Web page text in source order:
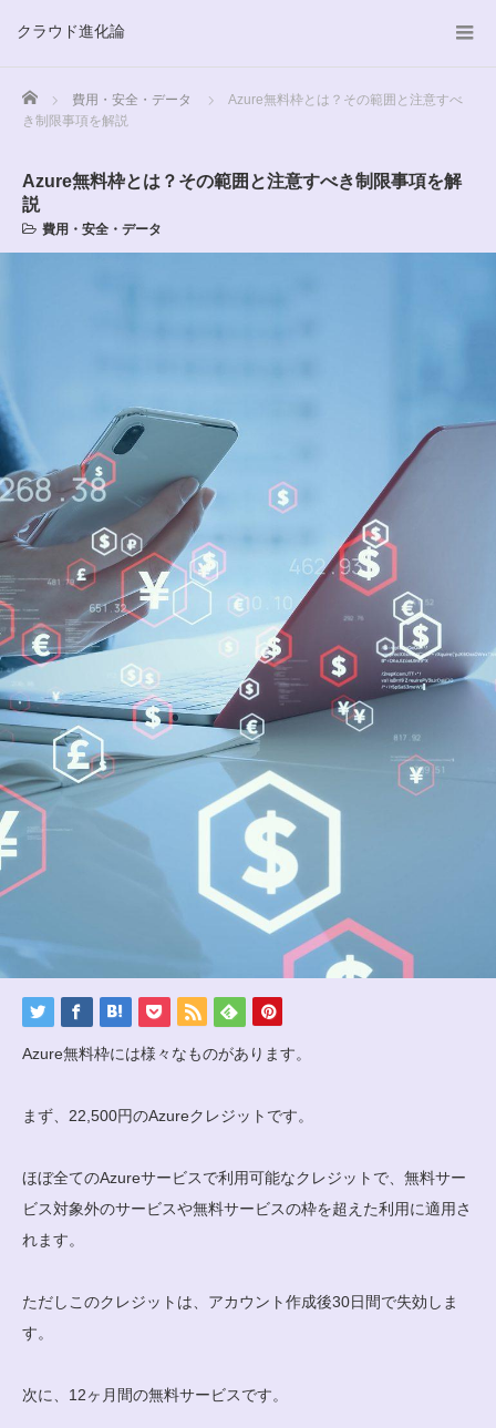
クラウド進化論
Home 費用・安全・データ
Azure無料枠とは？その範囲と注意すべ
き制限事項を解説
Azure無料枠とは？その範囲と注意すべき制限事項を解
説
費用・安全・データ
Azure無料枠には様々なものがあります。
まず、22,500円のAzureクレジットです。
ほぼ全てのAzureサービスで利用可能なクレジットで、無料サー
ビス対象外のサービスや無料サービスの枠を超えた利用に適用さ
れます。
ただしこのクレジットは、アカウント作成後30日間で失効しま
す。
次に、12ヶ月間の無料サービスです。